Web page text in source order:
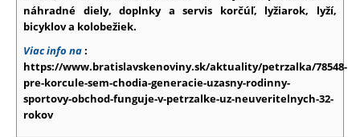
náhradné diely, doplnky a servis korčúľ, lyžiarok, lyží,
bicyklov a kolobežiek.
Viac info na:
https://www.bratislavskenoviny.sk/aktuality/petrzalka/78548-
pre-korcule-sem-chodia-generacie-uzasny-rodinny-
sportovy-obchod-funguje-v-petrzalke-uz-neuveritelnych-32-
rokov